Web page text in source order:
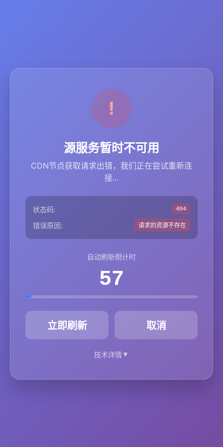
源服务暂时不可用
CDN节点获取请求出错，我们正在尝试重新连
接...
状态码: 404
错误原因: 请求的资源不存在
自动刷新倒计时
57
立即刷新 取消
技术详情▼